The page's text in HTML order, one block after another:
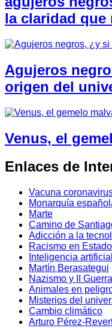
la claridad que
Agujeros
origen del
Venus, el
Enlaces de
Vacuna
Monarquía
Marte
Camino de
Adicción a la
Racismo en
Inteligencia
Martín Berasategui
Nazismo y II
Animales en
Misterios del
Cambio climático
Arturo Pérez-